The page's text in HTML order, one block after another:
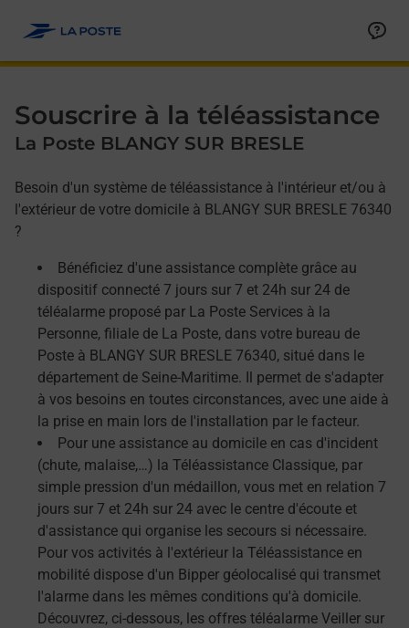
Souscrire à la téléassistance
La Poste BLANGY SUR BRESLE
Besoin d'un système de téléassistance à l'intérieur et/ou à
l'extérieur de votre domicile à BLANGY SUR BRESLE 76340
?
Bénéficiez d'une assistance complète grâce au
dispositif connecté 7 jours sur 7 et 24h sur 24 de
téléalarme proposé par La Poste Services à la
Personne, filiale de La Poste, dans votre bureau de
Poste à BLANGY SUR BRESLE 76340, situé dans le
département de Seine-Maritime. Il permet de s'adapter
à vos besoins en toutes circonstances, avec une aide à
la prise en main lors de l'installation par le facteur.
Pour une assistance au domicile en cas d'incident
(chute, malaise,…) la Téléassistance Classique, par
simple pression d'un médaillon, vous met en relation 7
jours sur 7 et 24h sur 24 avec le centre d'écoute et
d'assistance qui organise les secours si nécessaire.
Pour vos activités à l'extérieur la Téléassistance en
mobilité dispose d'un Bipper géolocalisé qui transmet
l'alarme dans les mêmes conditions qu'à domicile.
Découvrez, ci-dessous, les offres téléalarme Veiller sur